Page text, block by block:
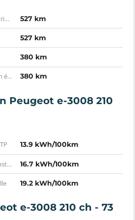
527 km
527 km
380 km
380 km
Peugeot e-3008 210
13.9 kWh/100km
16.7 kWh/100km
19.2 kWh/100km
e-3008 210 ch - 73